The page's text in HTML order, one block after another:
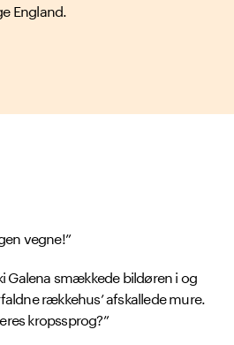
England.
vegne!”
Galena smækkede bildøren i og
rækkehus’ afskallede mure.
kropssprog?”